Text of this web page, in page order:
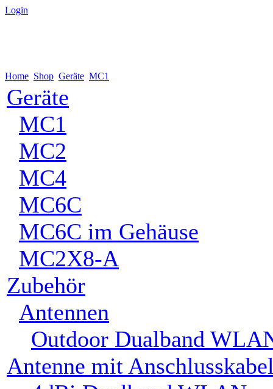
Login
MC1
MC2
MC4
MC6C
MC6C im Gehäuse
MC2X8-A
Zubehör
Antennen
Outdoor Dualband
WLAN-Antenne mit
Anschlusskabel
4dBi Dualband WLAN-